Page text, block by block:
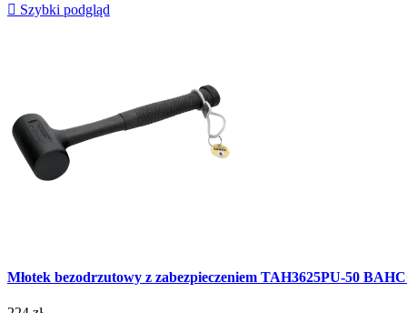
 Szybki podgląd
Młotek bezodrzutowy z zabezpieczeniem TAH3625PU-50